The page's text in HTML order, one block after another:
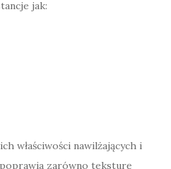
jak:
właściwości nawilżających i
poprawia zarówno teksturę